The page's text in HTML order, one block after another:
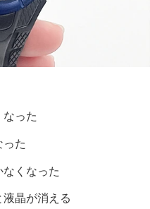
った
た
くなった
晶が消える